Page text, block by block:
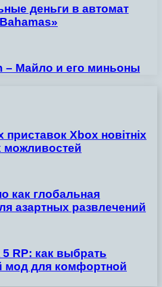
деньги в автомат
– Майло и его миньоны
приставок Xbox новітніх
можливостей
как глобальная
азартных развлечений
RP: как выбрать
мод для комфортной